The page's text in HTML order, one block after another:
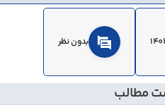
بدون نظر
مطالب